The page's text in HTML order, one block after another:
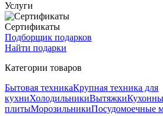
Услуги
Сертификаты
Подборщик подарков
Найти подарки
Категории товаров
Бытовая техникаКрупная техника для
кухниХолодильникиВытяжки
плитыМорозильникиПосудомоечные